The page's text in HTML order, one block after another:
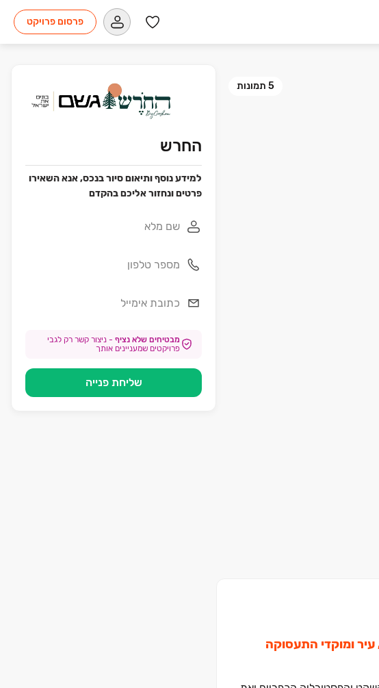
פרסום פרויקט
5 תמונות
ומוקדי התעסוקה
החרש
למידע נוסף ותיאום סיור בנכס, אנא השאירו
פרטים ונחזור אליכם בהקדם
מבטיחים שלא נציף - ניצור קשר רק לגבי
פרויקטים שמעניינים אותך
שליחת פנייה